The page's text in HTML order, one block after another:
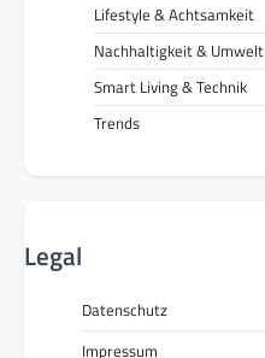
Lifestyle & Achtsamkeit
Nachhaltigkeit & Umwelt
Smart Living & Technik
Trends
Legal
Datenschutz
Impressum